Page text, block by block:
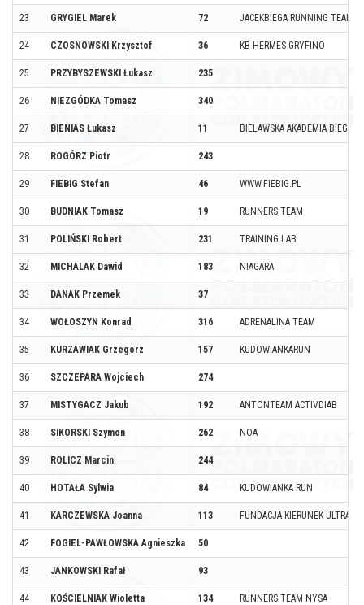
23 GRYGIEL Marek 72 JACEKBIEGA RUNNING TEAM
24 CZOSNOWSKI Krzysztof 36 KB HERMES GRYFINO
25 PRZYBYSZEWSKI Łukasz 235
26 NIEZGÓDKA Tomasz 340
27 BIENIAS Łukasz 11 BIELAWSKA AKADEMIA
28 ROGÓRZ Piotr 243
29 FIEBIG Stefan 46 WWW.FIEBIG.PL
30 BUDNIAK Tomasz 19 RUNNERS TEAM
31 POLIŃSKI Robert 231 TRAINING LAB
32 MICHALAK Dawid 183 NIAGARA
33 DANAK Przemek 37
34 WOŁOSZYN Konrad 316 ADRENALINA TEAM
35 KURZAWIAK Grzegorz 157 KUDOWIANKARUN
36 SZCZEPARA Wojciech 274
37 MISTYGACZ Jakub 192 ANTONTEAM ACTIVDIAB
38 SIKORSKI Szymon 262 NOA
39 ROLICZ Marcin 244
40 HOTAŁA Sylwia 84 KUDOWIANKA RUN
41 KARCZEWSKA Joanna 113 FUNDACJA KIERUNEK ULTRA
42 FOGIEL-PAWŁOWSKA Agnieszka 50
43 JANKOWSKI Rafał 93
44 KOŚCIELNIAK Wioletta 134 RUNNERS TEAM NYSA